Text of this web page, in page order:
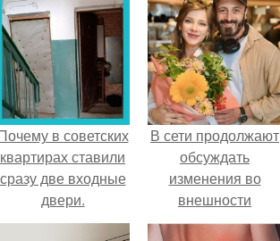
в советских
квартирах ставили
сразу две входные
двери.
В сети продолжают
обсуждать
изменения во
внешности
актрисы.